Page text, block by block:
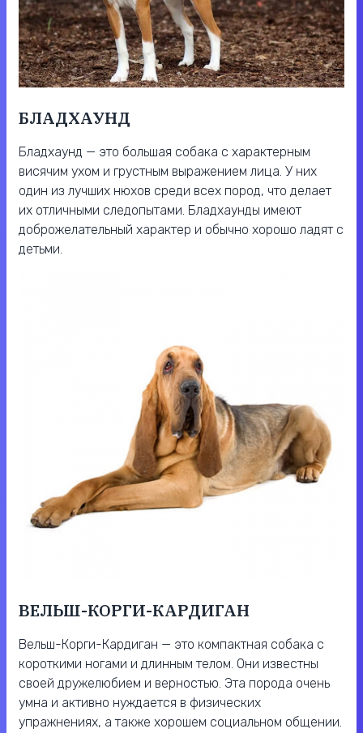
БЛАДХАУНД
Бладхаунд — это большая собака с характерным
висячим ухом и грустным выражением лица. У них
один из лучших нюхов среди всех пород, что делает
их отличными следопытами. Бладхаунды имеют
доброжелательный характер и обычно хорошо ладят с
детьми.
ВЕЛЬШ-КОРГИ-КАРДИГАН
Вельш-Корги-Кардиган — это компактная собака с
короткими ногами и длинным телом. Они известны
своей дружелюбием и верностью. Эта порода очень
умна и активно нуждается в физических
упражнениях, а также хорошем социальном общении.